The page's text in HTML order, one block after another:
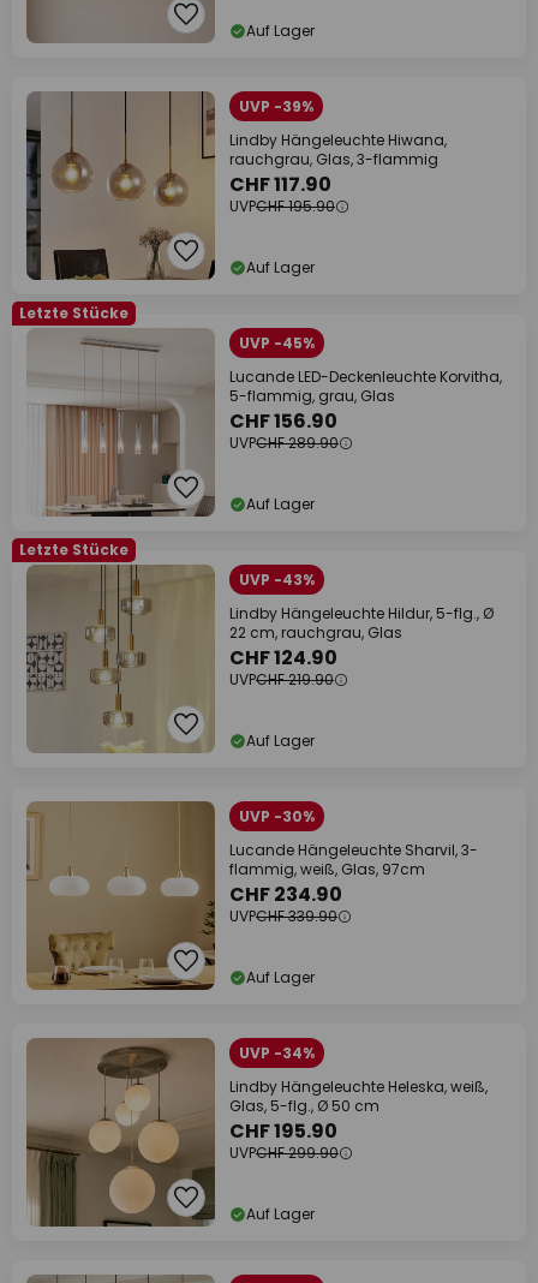
Auf Lager
UVP -39%
Lindby Hängeleuchte Hiwana,
rauchgrau, Glas, 3-flammig
CHF 117.90
UVPCHF 195.90
Auf Lager
Letzte Stücke
UVP -45%
Lucande LED-Deckenleuchte Korvitha,
5-flammig, grau, Glas
CHF 156.90
UVPCHF 289.90
Auf Lager
Letzte Stücke
UVP -43%
Lindby Hängeleuchte Hildur, 5-flg., Ø
22 cm, rauchgrau, Glas
CHF 124.90
UVPCHF 219.90
Auf Lager
UVP -30%
Lucande Hängeleuchte Sharvil, 3-
flammig, weiß, Glas, 97cm
CHF 234.90
UVPCHF 339.90
Auf Lager
UVP -34%
Lindby Hängeleuchte Heleska, weiß,
Glas, 5-flg., Ø 50 cm
CHF 195.90
UVPCHF 299.90
Auf Lager